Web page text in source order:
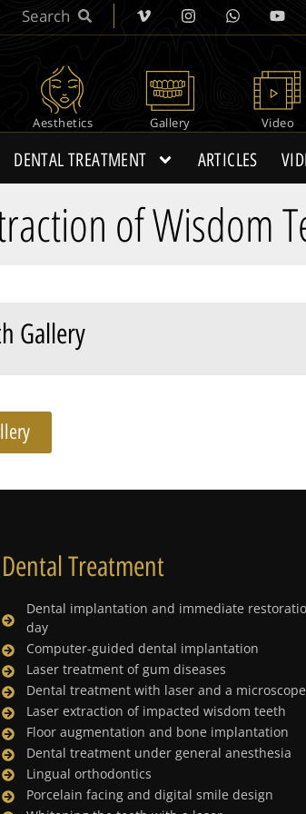
Video
Gallery
Aesthetics
DENTAL TREATMENT ARTICLES
of Wisdom
Gallery
Dental Treatment
Dental implantation and immediate
day
Computer-guided dental implantation
Laser treatment of gum diseases
Dental treatment with laser and a microscope
Laser extraction of impacted wisdom teeth
Floor augmentation and bone implantation
Dental treatment under general anesthesia
Lingual orthodontics
Porcelain facing and digital smile design